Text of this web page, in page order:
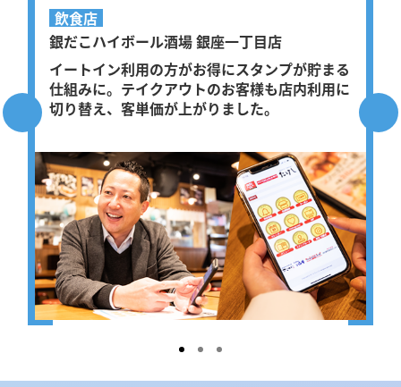
飲食店
銀だこハイボール酒場 銀座一丁目店
イートイン利用の方がお得にスタンプが貯まる
仕組みに。テイクアウトのお客様も店内利用に
切り替え、客単価が上がりました。